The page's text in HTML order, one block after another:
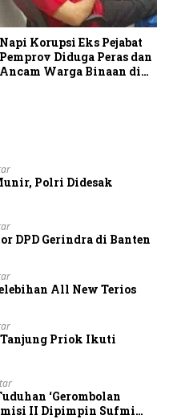
Napi Korupsi Eks Pejabat
Pemprov Diduga Peras dan
Ancam Warga Binaan di
Polri Didesak
DPD Gerindra di Banten
All New Terios
Tanjung Priok Ikuti
‘Gerombolan
II Dipimpin Sufmi